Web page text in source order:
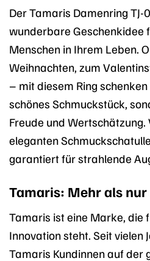
Der Tamaris Damenring
wunderbare Geschenkidee
Menschen in Ihrem Leben.
Weihnachten, zum
– mit diesem Ring
schönes Schmuckstück,
Freude und
eleganten
garantiert für strahlende
Tamaris: Mehr als
Tamaris ist eine Marke, die
Innovation steht. Seit vielen
Tamaris Kundinnen auf der